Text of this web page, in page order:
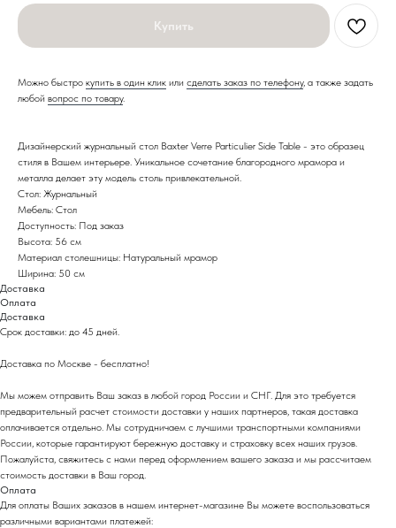
Купить
Можно быстро купить в один клик или сделать заказ по телефону, а также задать
любой вопрос по товару.
Дизайнерский журнальный стол Baxter Verre Particulier Side Table - это образец
стиля в Вашем интерьере. Уникальное сочетание благородного мрамора и
металла делает эту модель столь привлекательной.
Стол: Журнальный
Мебель: Стол
Доступность: Под заказ
Высота: 56 см
Материал столешницы: Натуральный мрамор
Ширина: 50 см
Доставка
Оплата
Доставка
Срок доставки: до 45 дней.
Доставка по Москве - бесплатно!
Мы можем отправить Ваш заказ в любой город России и СНГ. Для это требуется
предварительный расчет стоимости доставки у наших партнеров, такая доставка
оплачивается отдельно. Мы сотрудничаем с лучшими транспортными компаниями
России, которые гарантируют бережную доставку и страховку всех наших грузов.
Пожалуйста, свяжитесь с нами перед оформлением вашего заказа и мы рассчитаем
стоимость доставки в Ваш город.
Оплата
Для оплаты Ваших заказов в нашем интернет-магазине Вы можете воспользоваться
различными вариантами платежей: